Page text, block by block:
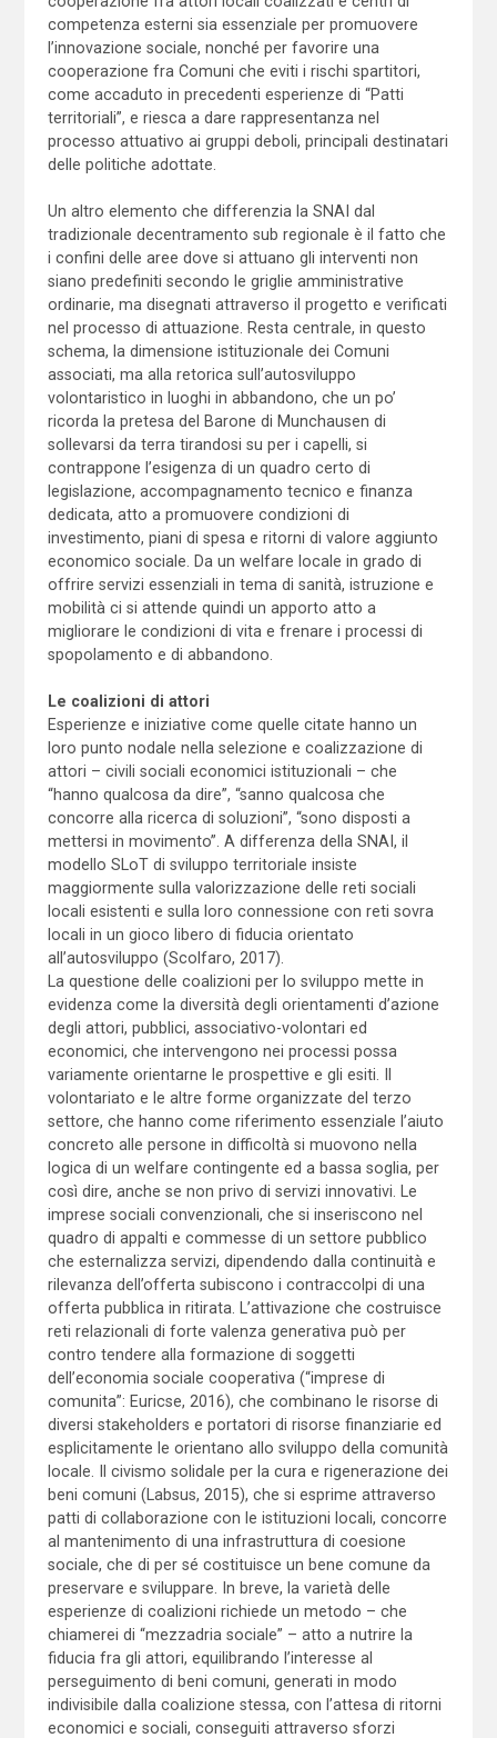
competenza esterni sia essenziale per promuovere
l’innovazione sociale, nonché per favorire una
cooperazione fra Comuni che eviti i rischi spartitori,
come accaduto in precedenti esperienze di “Patti
territoriali”, e riesca a dare rappresentanza nel
processo attuativo ai gruppi deboli, principali destinatari
delle politiche adottate.
Un altro elemento che differenzia la SNAI dal
tradizionale decentramento sub regionale è il fatto che
i confini delle aree dove si attuano gli interventi non
siano predefiniti secondo le griglie amministrative
ordinarie, ma disegnati attraverso il progetto e verificati
nel processo di attuazione. Resta centrale, in questo
schema, la dimensione istituzionale dei Comuni
associati, ma alla retorica sull’autosviluppo
volontaristico in luoghi in abbandono, che un po’
ricorda la pretesa del Barone di Munchausen di
sollevarsi da terra tirandosi su per i capelli, si
contrappone l’esigenza di un quadro certo di
legislazione, accompagnamento tecnico e finanza
dedicata, atto a promuovere condizioni di
investimento, piani di spesa e ritorni di valore aggiunto
economico sociale. Da un welfare locale in grado di
offrire servizi essenziali in tema di sanità, istruzione e
mobilità ci si attende quindi un apporto atto a
migliorare le condizioni di vita e frenare i processi di
spopolamento e di abbandono.
Le coalizioni di attori
Esperienze e iniziative come quelle citate hanno un
loro punto nodale nella selezione e coalizzazione di
attori – civili sociali economici istituzionali – che
“hanno qualcosa da dire”, “sanno qualcosa che
concorre alla ricerca di soluzioni”, “sono disposti a
mettersi in movimento”. A differenza della SNAI, il
modello SLoT di sviluppo territoriale insiste
maggiormente sulla valorizzazione delle reti sociali
locali esistenti e sulla loro connessione con reti sovra
locali in un gioco libero di fiducia orientato
all’autosviluppo (Scolfaro, 2017).
La questione delle coalizioni per lo sviluppo mette in
evidenza come la diversità degli orientamenti d’azione
degli attori, pubblici, associativo-volontari ed
economici, che intervengono nei processi possa
variamente orientarne le prospettive e gli esiti. Il
volontariato e le altre forme organizzate del terzo
settore, che hanno come riferimento essenziale l’aiuto
concreto alle persone in difficoltà si muovono nella
logica di un welfare contingente ed a bassa soglia, per
così dire, anche se non privo di servizi innovativi. Le
imprese sociali convenzionali, che si inseriscono nel
quadro di appalti e commesse di un settore pubblico
che esternalizza servizi, dipendendo dalla continuità e
rilevanza dell’offerta subiscono i contraccolpi di una
offerta pubblica in ritirata. L’attivazione che costruisce
reti relazionali di forte valenza generativa può per
contro tendere alla formazione di soggetti
dell’economia sociale cooperativa (“imprese di
comunita”: Euricse, 2016), che combinano le risorse di
diversi stakeholders e portatori di risorse finanziarie ed
esplicitamente le orientano allo sviluppo della comunità
locale. Il civismo solidale per la cura e rigenerazione dei
beni comuni (Labsus, 2015), che si esprime attraverso
patti di collaborazione con le istituzioni locali, concorre
al mantenimento di una infrastruttura di coesione
sociale, che di per sé costituisce un bene comune da
preservare e sviluppare. In breve, la varietà delle
esperienze di coalizioni richiede un metodo – che
chiamerei di “mezzadria sociale” – atto a nutrire la
fiducia fra gli attori, equilibrando l’interesse al
perseguimento di beni comuni, generati in modo
indivisibile dalla coalizione stessa, con l’attesa di ritorni
economici e sociali, conseguiti attraverso sforzi